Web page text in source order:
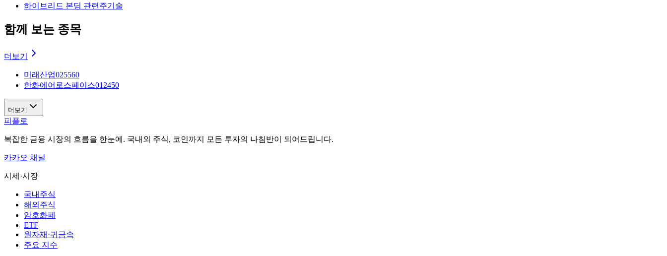
하이브리드 본딩 관련주기술
함께 보는 종목
더보기
미래산업025560
한화에어로스페이스012450
더보기
피플로
복잡한 금융 시장의 흐름을 한눈에. 국내외 주식, 코인까지 모든 투자의 나침반이 되어드립니다.
카카오 채널
시세·시장
국내주식
해외주식
암호화폐
ETF
원자재·귀금속
주요 지수